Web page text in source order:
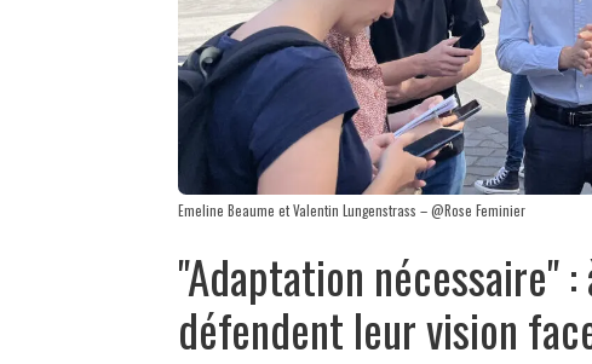
Emeline Beaume et Valentin Lungenstrass – @Rose Feminier
"Adaptation nécessaire"
défendent leur vision